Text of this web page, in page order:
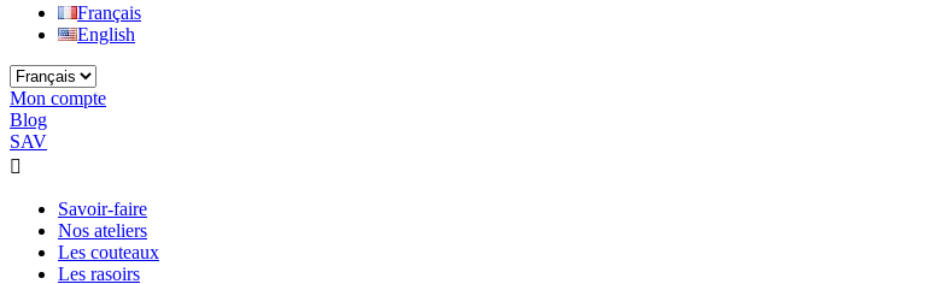
Français
English
Mon compte
Blog
SAV

Savoir-faire
Nos ateliers
Les couteaux
Les rasoirs